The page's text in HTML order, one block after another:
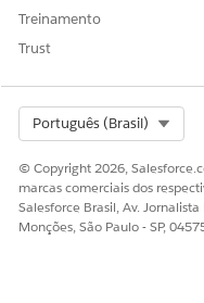
Treinamento
Trust
Português (Brasil)
© Copyright 2026,
marcas comerciais dos
Salesforce Brasil, Av.
Monções, São Paulo - SP,